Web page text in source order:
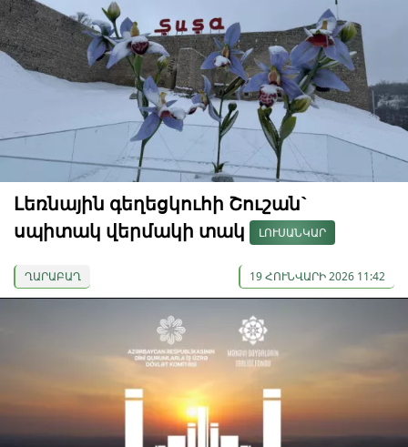
Լեռնային գեղեցկուհի Շուշան`
սպիտակ վերմակի տակ
ԼՈՒՍԱՆԿԱՐ
ՂԱՐԱԲԱՂ 19 ՀՈՒՆՎԱՐԻ 2026 11:42